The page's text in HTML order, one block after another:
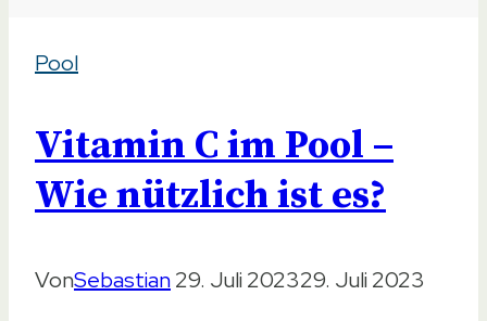
Pool
Vitamin C im Pool –
Wie nützlich ist es?
VonSebastian29. Juli 202329. Juli 2023